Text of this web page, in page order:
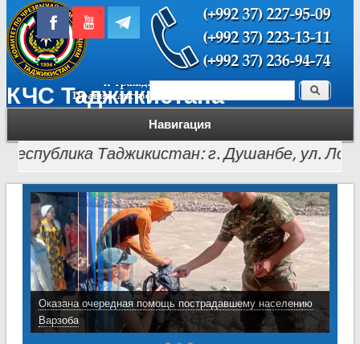
КЧС Таджикистана
Навигация
Форма поиска Поиск
Таджикистан: г. Душанбе, ул.
Оказана очередная помощь пострадавшему населению
Варзоба